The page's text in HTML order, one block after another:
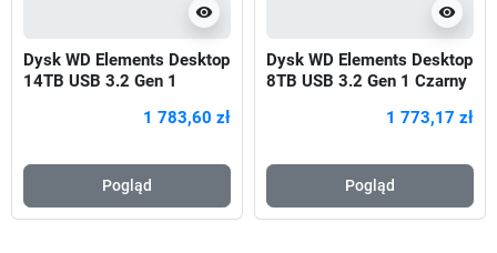
visibility
Dysk WD Elements Desktop
14TB USB 3.2 Gen 1
1 783,60 zł
Pogląd
visibility
Dysk WD Elements Desktop
8TB USB 3.2 Gen 1 Czarny
1 773,17 zł
Pogląd